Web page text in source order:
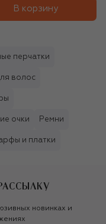
В корзину
перчатки
волос
очки Ремни
и платки
новинках и